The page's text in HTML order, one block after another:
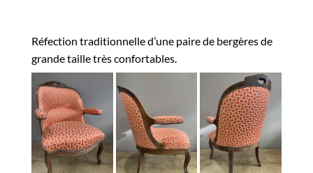
Réfection traditionnelle d’une paire de bergères de
grande taille très confortables.